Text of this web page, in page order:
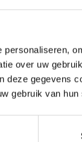
over uw
gegevens
gebruik van hun